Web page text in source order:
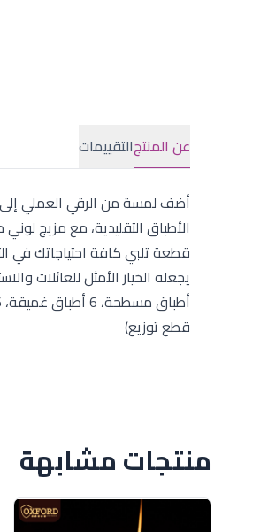
عن المنتجالتقييمات
أضف لمسة من الرقي العملي
قطعة تلبي كافة احتياجاتك في
قطع توزيع)
منتجات مشابهة